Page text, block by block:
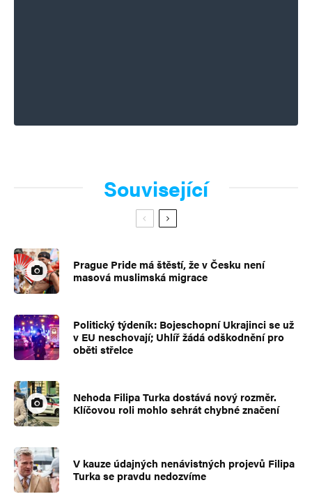
Související
Prague Pride má štěstí, že v Česku není
masová muslimská migrace
Politický týdeník: Bojeschopní Ukrajinci se už
v EU neschovají; Uhlíř žádá odškodnění pro
oběti střelce
Nehoda Filipa Turka dostává nový rozměr.
Klíčovou roli mohlo sehrát chybné značení
V kauze údajných nenávistných projevů Filipa
Turka se pravdu nedozvíme